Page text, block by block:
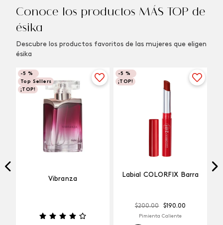
Conoce los productos MÁS TOP de
ésika
Descubre los productos favoritos de las mujeres que eligen
ésika
-5 %
Top Sellers
¡TOP!
Vibranza
-5 %
¡TOP!
Labial COLORFIX Barra
$200.00 $190.00
Pimienta Caliente